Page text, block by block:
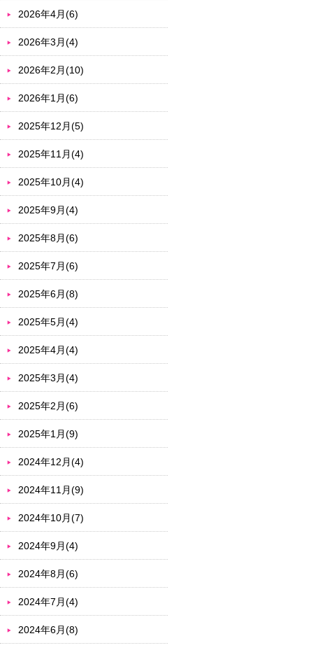
2026年4月(6)
2026年3月(4)
2026年2月(10)
2026年1月(6)
2025年12月(5)
2025年11月(4)
2025年10月(4)
2025年9月(4)
2025年8月(6)
2025年7月(6)
2025年6月(8)
2025年5月(4)
2025年4月(4)
2025年3月(4)
2025年2月(6)
2025年1月(9)
2024年12月(4)
2024年11月(9)
2024年10月(7)
2024年9月(4)
2024年8月(6)
2024年7月(4)
2024年6月(8)